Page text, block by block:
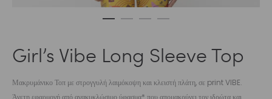
Girl’s Vibe Long Sleeve Top
Μακρυμάνικο Τοπ με στρογγυλή λαιμόκοψη και κλειστή πλάτη, σε print VIBE.
Άνετη εφαρμογή από ανακυκλώσιμο ύφασμα* που απομακρύνει τον ιδρώτα και